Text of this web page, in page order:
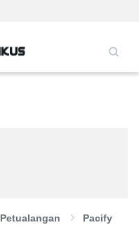
Petualangan Pacify